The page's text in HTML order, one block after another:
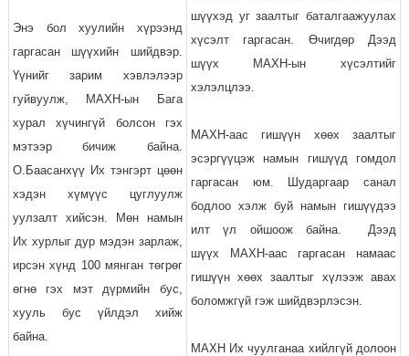
Энэ бол хуулийн хүрээнд
гаргасан шүүхийн шийдвэр.
Үүнийг зарим хэвлэлээр
гуйвуулж, МАХН-ын Бага
хурал хүчингүй болсон гэх
мэтээр бичиж байна.
О.Баасанхүү Их тэнгэрт цөөн
хэдэн хүмүүс цуглуулж
уулзалт хийсэн. Мөн намын
Их хурлыг дур мэдэн зарлаж,
ирсэн хүнд 100 мянган төгрөг
өгнө гэх мэт дүрмийн бус,
хууль бус үйлдэл хийж
байна.
шүүхэд уг заалтыг баталгаажуулах
хүсэлт гаргасан. Өчигдөр Дээд
шүүх МАХН-ын хүсэлтийг
хэлэлцлээ.
МАХН-аас гишүүн хөөх заалтыг
эсэргүүцэж намын гишүүд гомдол
гаргасан юм. Шударгаар санал
бодлоо хэлж буй намын гишүүдээ
илт үл ойшоож байна. Дээд
шүүх МАХН-аас гаргасан намаас
гишүүн хөөх заалтыг хүлээж авах
боломжгүй гэж шийдвэрлэсэн.
МАХН Их чуулганаа хийлгүй долоон